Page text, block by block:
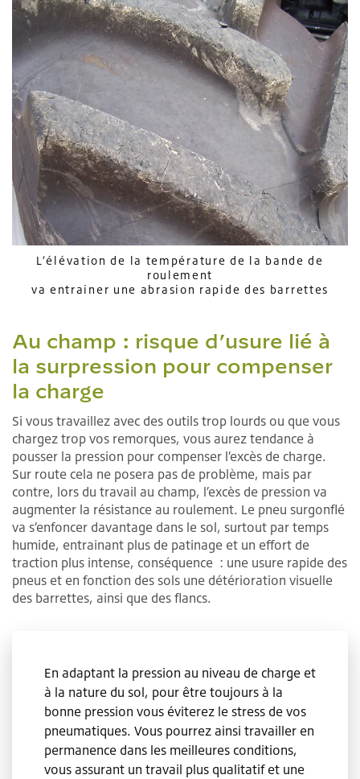
L’élévation de la température de la bande de
roulement
va entrainer une abrasion rapide des barrettes
Au champ : risque d’usure lié à
la surpression pour compenser
la charge
Si vous travaillez avec des outils trop lourds ou que vous
chargez trop vos remorques, vous aurez tendance à
pousser la pression pour compenser l’excès de charge.
Sur route cela ne posera pas de problème, mais par
contre, lors du travail au champ, l’excès de pression va
augmenter la résistance au roulement. Le pneu surgonflé
va s’enfoncer davantage dans le sol, surtout par temps
humide, entrainant plus de patinage et un effort de
traction plus intense, conséquence : une usure rapide des
pneus et en fonction des sols une détérioration visuelle
des barrettes, ainsi que des flancs.
En adaptant la pression au niveau de charge et
à la nature du sol, pour être toujours à la
bonne pression vous éviterez le stress de vos
pneumatiques. Vous pourrez ainsi travailler en
permanence dans les meilleures conditions,
vous assurant un travail plus qualitatif et une